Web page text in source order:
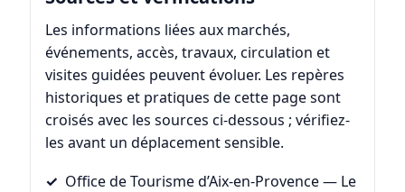
Les informations liées aux marchés,
événements, accès, travaux, circulation et
visites guidées peuvent évoluer. Les repères
historiques et pratiques de cette page sont
croisés avec les sources ci-dessous ; vérifiez-
les avant un déplacement sensible.
Office de Tourisme d’Aix-en-Provence — Le